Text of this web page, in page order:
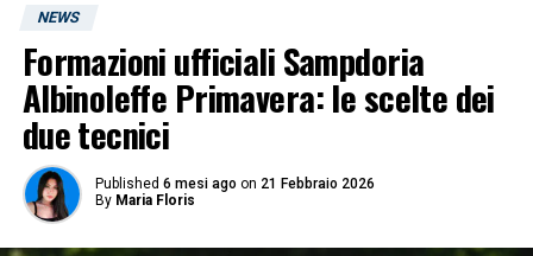
NEWS
Formazioni ufficiali Sampdoria
Albinoleffe Primavera: le scelte dei
due tecnici
Published 6 mesi ago on 21 Febbraio 2026
By Maria Floris